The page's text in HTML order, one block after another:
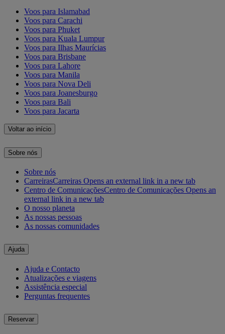
Voos para Islamabad
Voos para Carachi
Voos para Phuket
Voos para Kuala Lumpur
Voos para Ilhas Maurícias
Voos para Brisbane
Voos para Lahore
Voos para Manila
Voos para Nova Deli
Voos para Joanesburgo
Voos para Bali
Voos para Jacarta
Voltar ao início
Sobre nós
Sobre nós
CarreirasCarreiras Opens an external link in a new tab
Centro de ComunicaçõesCentro de Comunicações Opens an
external link in a new tab
O nosso planeta
As nossas pessoas
As nossas comunidades
Ajuda
Ajuda e Contacto
Atualizações e viagens
Assistência especial
Perguntas frequentes
Reservar